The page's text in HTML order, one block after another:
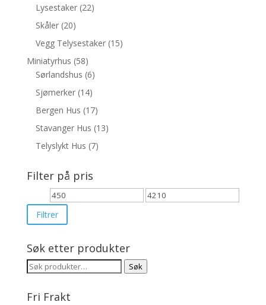
Lysestaker (22)
Skåler (20)
Vegg Telysestaker (15)
Miniatyrhus (58)
Sørlandshus (6)
Sjømerker (14)
Bergen Hus (17)
Stavanger Hus (13)
Telyslykt Hus (7)
Filter på pris
Min.
pris
Makspris
Filtrer
Søk etter produkter
Søk
Søk
Fri Frakt